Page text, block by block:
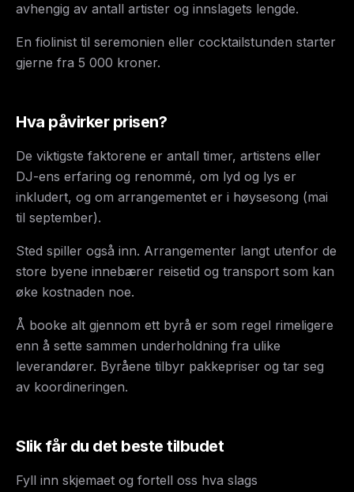
avhengig av antall artister og innslagets lengde.
En fiolinist til seremonien eller cocktailstunden starter
gjerne fra 5 000 kroner.
Hva påvirker prisen?
De viktigste faktorene er antall timer, artistens eller
DJ-ens erfaring og renommé, om lyd og lys er
inkludert, og om arrangementet er i høysesong (mai
til september).
Sted spiller også inn. Arrangementer langt utenfor de
store byene innebærer reisetid og transport som kan
øke kostnaden noe.
Å booke alt gjennom ett byrå er som regel rimeligere
enn å sette sammen underholdning fra ulike
leverandører. Byråene tilbyr pakkepriser og tar seg
av koordineringen.
Slik får du det beste tilbudet
Fyll inn skjemaet og fortell oss hva slags